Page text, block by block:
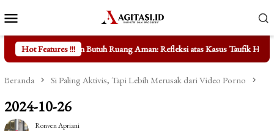
ke
kontenMobile
Hot Features !!!
Ruang Aman: Refleksi atas Kasus Taufik Hidayat
Beranda Si Paling Aktivis, Tapi Lebih Merusak dari Video Porno
2024-10-26
Ronven Apriani